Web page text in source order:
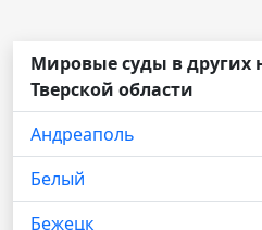
Мировые суды в других
Тверской области
Андреаполь
Белый
Бежецк